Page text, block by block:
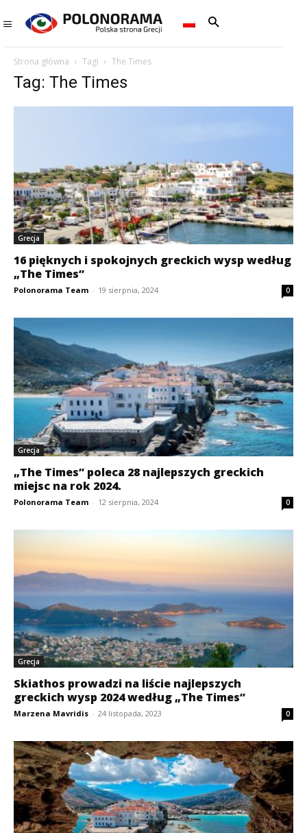
Strona główna Tagi The Times
Tag: The Times
Grecja
16 pięknych i spokojnych greckich wysp według
„The Times”
Polonorama Team - 19 sierpnia, 2024 0
Grecja
„The Times” poleca 28 najlepszych greckich
miejsc na rok 2024.
Polonorama Team - 12 sierpnia, 2024 0
Grecja
Skiathos prowadzi na liście najlepszych
greckich wysp 2024 według „The Times”
Marzena Mavridis - 24 listopada, 2023 0